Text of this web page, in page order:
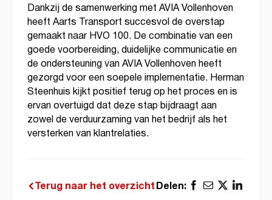
Dankzij de samenwerking met AVIA Vollenhoven
heeft Aarts Transport succesvol de overstap
gemaakt naar HVO 100. De combinatie van een
goede voorbereiding, duidelijke communicatie en
de ondersteuning van AVIA Vollenhoven heeft
gezorgd voor een soepele implementatie. Herman
Steenhuis kijkt positief terug op het proces en is
ervan overtuigd dat deze stap bijdraagt aan
zowel de verduurzaming van het bedrijf als het
versterken van klantrelaties.
Terug naar het overzichtDelen: